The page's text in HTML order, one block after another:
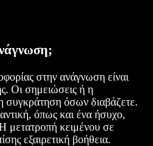
στην ανάγνωση είναι
Οι σημειώσεις ή η
συγκράτηση όσων διαβάζετε.
όπως και ένα ήσυχο,
μετατροπή κειμένου σε
εξαιρετική βοήθεια.